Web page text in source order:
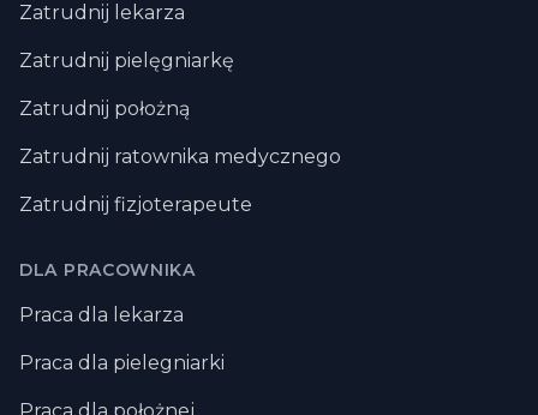
Zatrudnij lekarza
Zatrudnij pielęgniarkę
Zatrudnij położną
Zatrudnij ratownika medycznego
Zatrudnij fizjoterapeute
DLA PRACOWNIKA
Praca dla lekarza
Praca dla pielegniarki